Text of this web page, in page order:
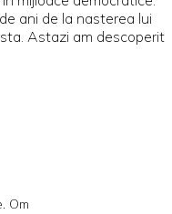
ani de la nasterea lui
Astazi am descoperit
Om